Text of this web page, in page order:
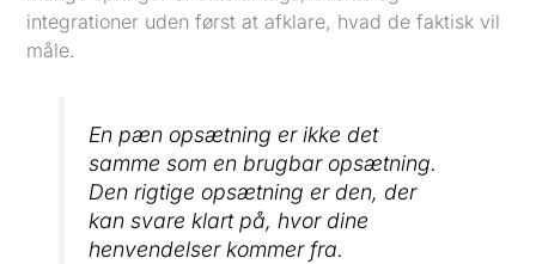
integrationer uden først at afklare, hvad de faktisk vil
måle.
En pæn opsætning er ikke det
samme som en brugbar opsætning.
Den rigtige opsætning er den, der
kan svare klart på, hvor dine
henvendelser kommer fra.